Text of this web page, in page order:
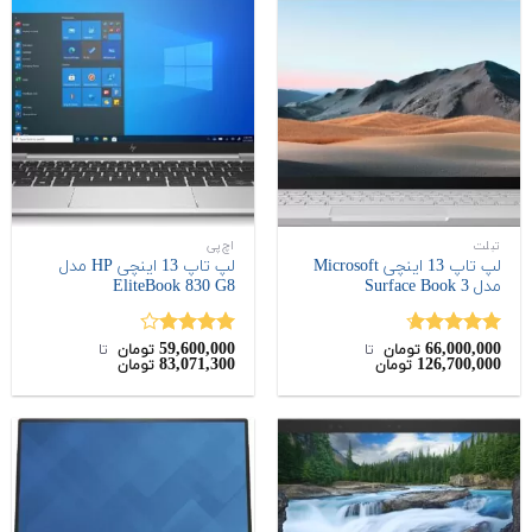
تبلت
لپ تاپ 13 اینچی Microsoft
مدل Surface Book 3
نمره4.60
از 5
66,000,000 تومان ‌ تا ‌
126,700,000 تومان
اچ‌پی
لپ تاپ 13 اینچی HP مدل
EliteBook 830 G8
نمره
4.00از 5
59,600,000 تومان ‌ تا ‌
83,071,300 تومان